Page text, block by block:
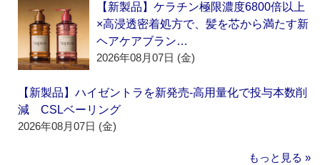
【新製品】ケラチン極限濃度6800倍以上
×高浸透密着処方で、髪を芯から満たす新
ヘアケアブラン…
2026年08月07日 (金)
【新製品】ハイゼントラを新発売‐高用量化で投与本数削
減 CSLベーリング
2026年08月07日 (金)
もっと見る »